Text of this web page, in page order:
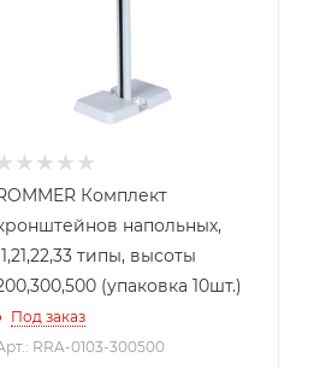
Комплект
напольных,
типы, высоты
(упаковка 10шт.)
Под заказ
RRA-0103-300500